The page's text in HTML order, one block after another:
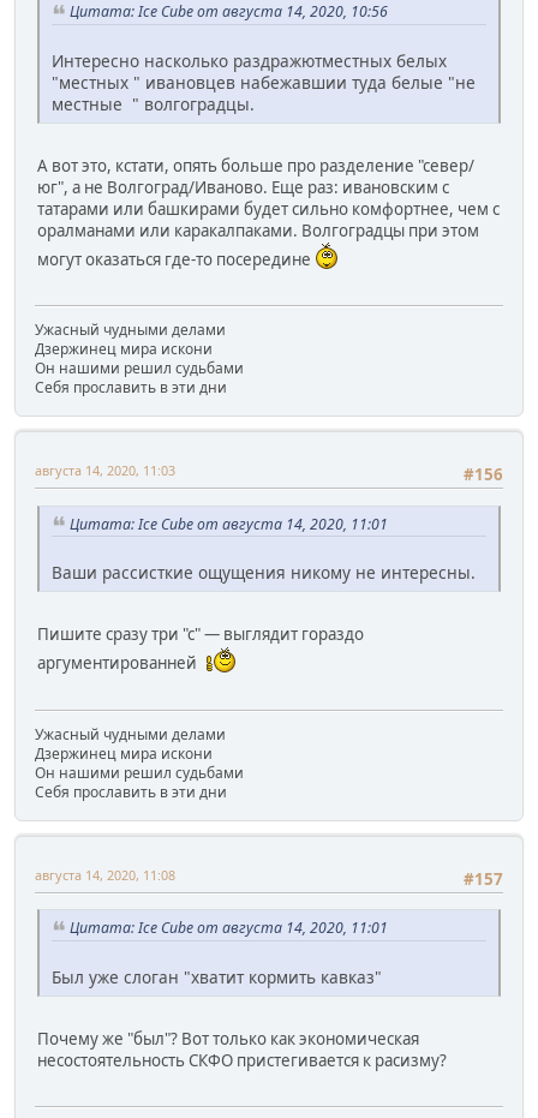
Цитата: Ice Cube от августа 14, 2020, 10:56
Интересно насколько раздражютместных белых
"местных " ивановцев набежавшии туда белые "не
местные " волгоградцы.
А вот это, кстати, опять больше про разделение "север/
юг", а не Волгоград/Иваново. Еще раз: ивановским с
татарами или башкирами будет сильно комфортнее, чем с
оралманами или каракалпаками. Волгоградцы при этом
могут оказаться где-то посередине
Ужасный чудными делами
Дзержинец мира искони
Он нашими решил судьбами
Себя прославить в эти дни
#156
августа 14, 2020, 11:03
Цитата: Ice Cube от августа 14, 2020, 11:01
Ваши рассисткие ощущения никому не интересны.
Пишите сразу три "с" — выглядит гораздо
аргументированней
Ужасный чудными делами
Дзержинец мира искони
Он нашими решил судьбами
Себя прославить в эти дни
#157
августа 14, 2020, 11:08
Цитата: Ice Cube от августа 14, 2020, 11:01
Был уже слоган "хватит кормить кавказ"
Почему же "был"? Вот только как экономическая
несостоятельность СКФО пристегивается к расизму?